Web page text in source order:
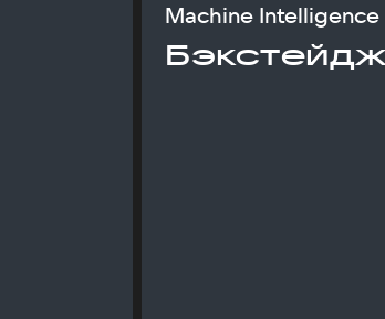
Machine Intelligence
Бэкстейдж